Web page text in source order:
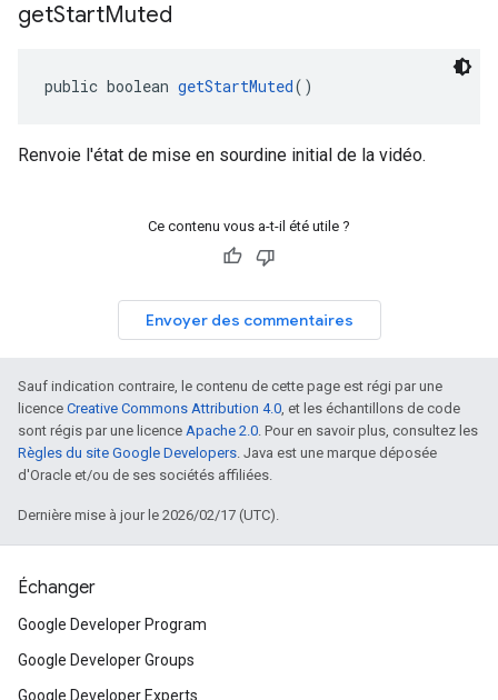
getStartMuted
public boolean getStartMuted()
Renvoie l'état de mise en sourdine initial de la vidéo.
Ce contenu vous a-t-il été utile ?
Envoyer des commentaires
Sauf indication contraire, le contenu de cette page est régi par une
licence Creative Commons Attribution 4.0, et les échantillons de code
sont régis par une licence Apache 2.0. Pour en savoir plus, consultez les
Règles du site Google Developers. Java est une marque déposée
d'Oracle et/ou de ses sociétés affiliées.
Dernière mise à jour le 2026/02/17 (UTC).
Échanger
Google Developer Program
Google Developer Groups
Google Developer Experts